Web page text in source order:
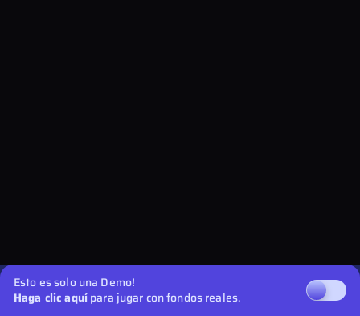
Esto es solo una Demo!
Haga clic aquípara jugar con fondos reales.